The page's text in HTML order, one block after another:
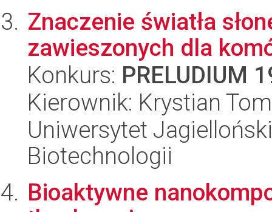
Znaczenie światła
zawieszonych dla
Konkurs: PRELUDIUM
Kierownik: Krystian
Uniwersytet
Biotechnologii
Bioaktywne